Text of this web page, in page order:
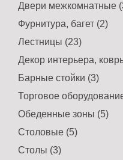
Двери межкомнатные
Фурнитура, багет (2)
Лестницы (23)
Декор интерьера,
Барные стойки (3)
Торговое
Обеденные зоны (5)
Столовые (5)
Столы (3)